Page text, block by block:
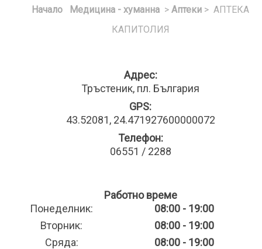
Начало Медицина - хуманна > Аптеки > АПТЕКА
КАПИТОЛИЯ
Адрес:
Тръстеник, пл. България
GPS:
43.52081, 24.471927600000072
Телефон:
06551 / 2288
Работно време
Понеделник:
08:00 - 19:00
Вторник:
08:00 - 19:00
Сряда:
08:00 - 19:00